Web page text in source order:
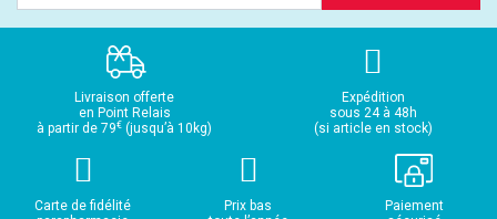
Livraison offerte
en Point Relais
à partir de 79€ (jusqu’à 10kg)
Expédition
sous 24 à 48h
(si article en stock)
Carte de fidélité
Prix bas
Paiement